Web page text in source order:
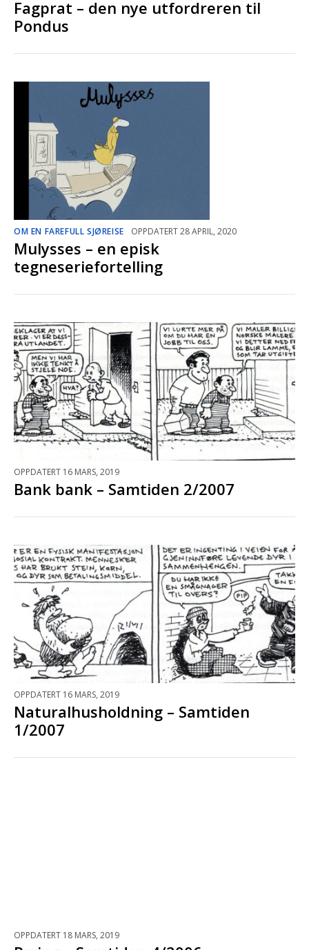
Fagprat – den nye utfordreren til
Pondus
OM EN FAREFULL SJØREISE OPPDATERT 28 APRIL, 2020
Mulysses – en episk
tegneseriefortelling
OPPDATERT 16 MARS, 2019
Bank bank – Samtiden 2/2007
OPPDATERT 16 MARS, 2019
Naturalhusholdning – Samtiden
1/2007
OPPDATERT 18 MARS, 2019